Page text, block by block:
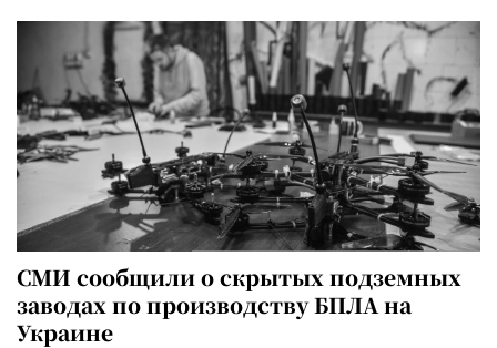
СМИ сообщили о скрытых подземных
заводах по производству БПЛА на
Украине